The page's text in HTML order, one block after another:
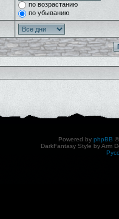
по возрастанию
по убыванию
Powered by phpBB
DarkFantasy Style by Arm